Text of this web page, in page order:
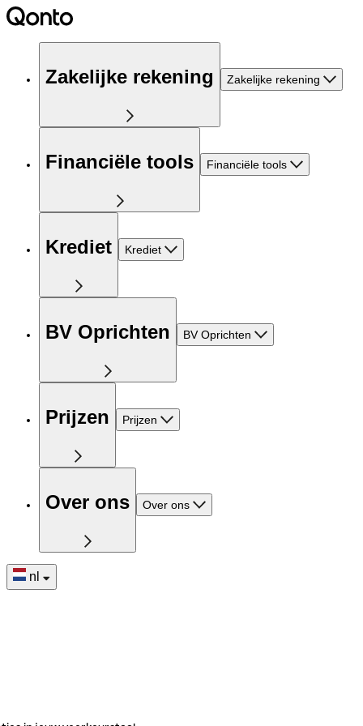
Zakelijke rekening Zakelijke rekening
Financiële tools Financiële tools
Krediet Krediet
BV Oprichten BV Oprichten
Prijzen Prijzen
Over ons Over ons
nl